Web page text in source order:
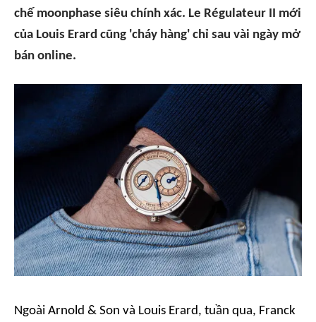
chế moonphase siêu chính xác. Le Régulateur II mới
của Louis Erard cũng 'cháy hàng' chỉ sau vài ngày mở
bán online.
Ngoài Arnold & Son và Louis Erard, tuần qua, Franck